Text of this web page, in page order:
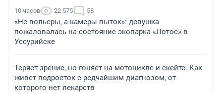
10 часов 22 575 58
«Не вольеры, а камеры пыток»: девушка
пожаловалась на состояние экопарка «Лотос» в
Уссурийске
Теряет зрение, но гоняет на мотоцикле и скейте. Как
живет подросток с редчайшим диагнозом, от
которого нет лекарств